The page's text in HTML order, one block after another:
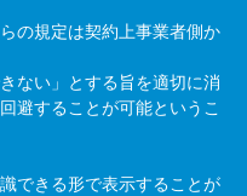
の規定は契約上事業者側か
ない」とする旨を適切に消
避することが可能というこ
できる形で表示することが